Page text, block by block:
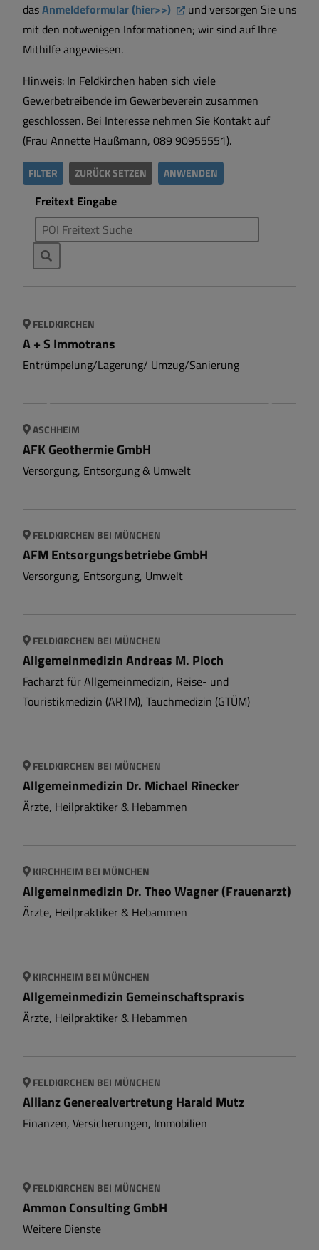
dasAnmeldeformular (hier>>)
und versorgen Sie uns
mit den notwenigen Informationen; wir sind auf Ihre
Mithilfe angewiesen.
Hinweis: In Feldkirchen haben sich viele
Gewerbetreibende im Gewerbeverein zusammen
geschlossen. Bei Interesse nehmen Sie Kontakt auf
(Frau Annette Haußmann, 089 90955551).
FILTER ZURÜCK SETZEN ANWENDEN
Freitext Eingabe
FELDKIRCHEN
A + S Immotrans
Entrümpelung/Lagerung/ Umzug/Sanierung
ASCHHEIM
AFK Geothermie GmbH
Versorgung, Entsorgung & Umwelt
FELDKIRCHEN BEI MÜNCHEN
AFM Entsorgungsbetriebe GmbH
Versorgung, Entsorgung, Umwelt
FELDKIRCHEN BEI MÜNCHEN
Allgemeinmedizin Andreas M. Ploch
Facharzt für Allgemeinmedizin, Reise- und
Touristikmedizin (ARTM), Tauchmedizin (GTÜM)
FELDKIRCHEN BEI MÜNCHEN
Allgemeinmedizin Dr. Michael Rinecker
Ärzte, Heilpraktiker & Hebammen
KIRCHHEIM BEI MÜNCHEN
Allgemeinmedizin Dr. Theo Wagner (Frauenarzt)
Ärzte, Heilpraktiker & Hebammen
KIRCHHEIM BEI MÜNCHEN
Allgemeinmedizin Gemeinschaftspraxis
Ärzte, Heilpraktiker & Hebammen
FELDKIRCHEN BEI MÜNCHEN
Allianz Generealvertretung Harald Mutz
Finanzen, Versicherungen, Immobilien
FELDKIRCHEN BEI MÜNCHEN
Ammon Consulting GmbH
Weitere Dienste